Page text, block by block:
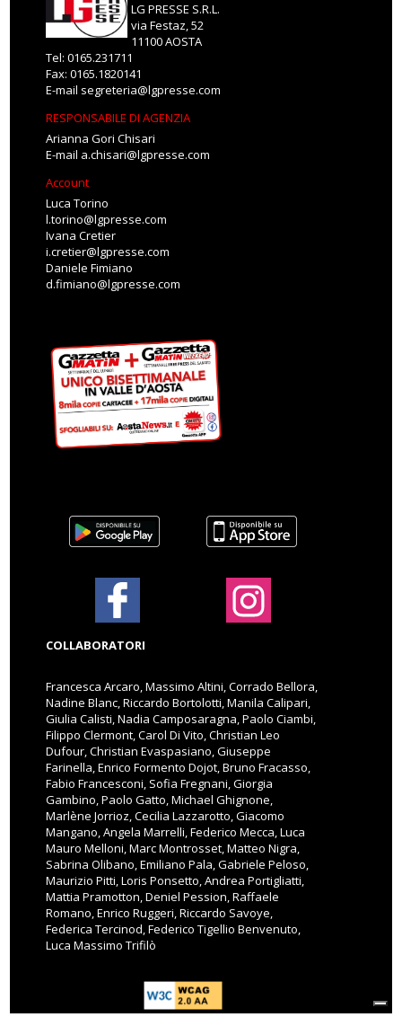
LG PRESSE S.R.L.
via Festaz, 52
11100 AOSTA
Tel: 0165.231711
Fax: 0165.1820141
E-mail segreteria@lgpresse.com
RESPONSABILE DI AGENZIA
Arianna Gori Chisari
E-mail a.chisari@lgpresse.com
Account
Luca Torino
l.torino@lgpresse.com
Ivana Cretier
i.cretier@lgpresse.com
Daniele Fimiano
d.fimiano@lgpresse.com
COLLABORATORI
Francesca Arcaro, Massimo Altini, Corrado Bellora,
Nadine Blanc, Riccardo Bortolotti, Manila Calipari,
Giulia Calisti, Nadia Camposaragna, Paolo Ciambi,
Filippo Clermont, Carol Di Vito, Christian Leo
Dufour, Christian Evaspasiano, Giuseppe
Farinella, Enrico Formento Dojot, Bruno Fracasso,
Fabio Francesconi, Sofia Fregnani, Giorgia
Gambino, Paolo Gatto, Michael Ghignone,
Marlène Jorrioz, Cecilia Lazzarotto, Giacomo
Mangano, Angela Marrelli, Federico Mecca, Luca
Mauro Melloni, Marc Montrosset, Matteo Nigra,
Sabrina Olibano, Emiliano Pala, Gabriele Peloso,
Maurizio Pitti, Loris Ponsetto, Andrea Portigliatti,
Mattia Pramotton, Deniel Pession, Raffaele
Romano, Enrico Ruggeri, Riccardo Savoye,
Federica Tercinod, Federico Tigellio Benvenuto,
Luca Massimo Trifilò